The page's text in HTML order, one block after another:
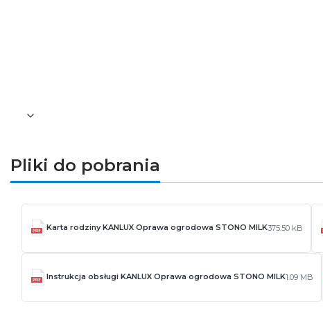
Pliki do pobrania
Karta rodziny KANLUX Oprawa ogrodowa STONO MILK375.50 kB
Instrukcja obsługi KANLUX Oprawa ogrodowa STONO MILK1.09 MB